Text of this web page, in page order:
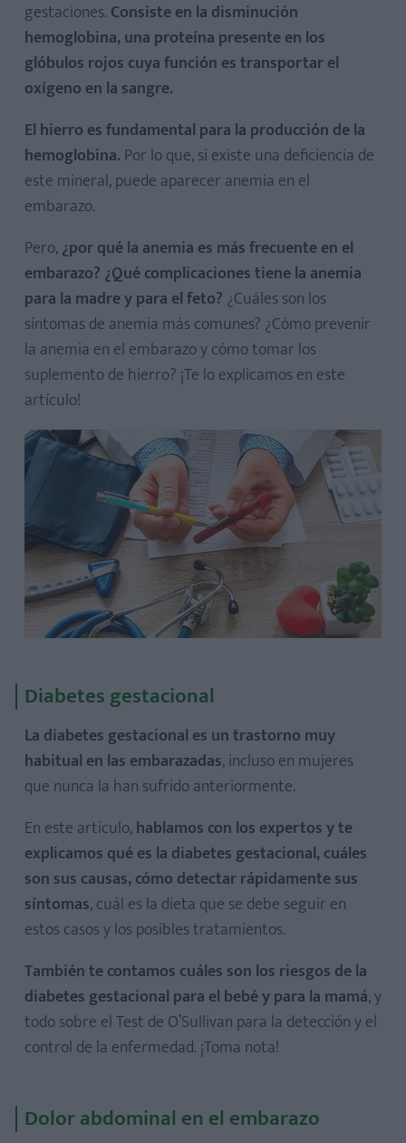
gestaciones. Consiste en la disminución
hemoglobina, una proteína presente en los
glóbulos rojos cuya función es transportar el
oxígeno en la sangre.
El hierro es fundamental para la producción de la
hemoglobina. Por lo que, si existe una deficiencia de
este mineral, puede aparecer anemia en el
embarazo.
Pero,¿por qué la anemia es más frecuente en el
embarazo? ¿Qué complicaciones tiene la anemia
para la madre y para el feto? ¿Cuáles son los
síntomas de anemia más comunes? ¿Cómo prevenir
la anemia en el embarazo y cómo tomar los
suplemento de hierro? ¡Te lo explicamos en este
artículo!
Diabetes gestacional
La diabetes gestacional es un trastorno muy
habitual en las embarazadas, incluso en mujeres
que nunca la han sufrido anteriormente.
En este artículo,hablamos con los expertos y te
explicamos qué es la diabetes gestacional, cuáles
son sus causas, cómo detectar rápidamente sus
síntomas, cuál es la dieta que se debe seguir en
estos casos y los posibles tratamientos.
También te contamos cuáles son los riesgos de la
diabetes gestacional para el bebé y para la mamá, y
todo sobre el Test de O’Sullivan para la detección y el
control de la enfermedad. ¡Toma nota!
Dolor abdominal en el embarazo